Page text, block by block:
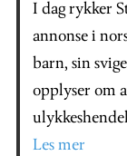
I dag rykker
annonse i
barn, sin
opplyser om
Les mer